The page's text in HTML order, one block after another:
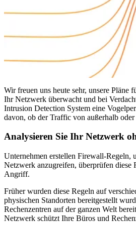
Wir freuen uns heute sehr, unsere
Ihr Netzwerk überwacht und bei
Intrusion Detection System eine
davon, ob der Traffic von außerhalb
Analysieren Sie Ihr Netzwerk
Unternehmen erstellen Firewall-Regeln,
Netzwerk anzugreifen, überprüfen
Angriff.
Früher wurden diese Regeln auf
physischen Standorten bereitgestellt
Rechenzentren auf der ganzen Welt
Netzwerk schützt Ihre Büros und